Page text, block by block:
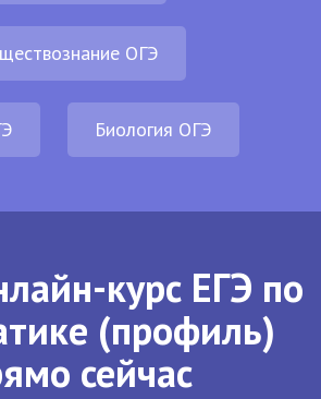
ОГЭ
Биология ОГЭ
курс ЕГЭ по
(профиль)
сейчас